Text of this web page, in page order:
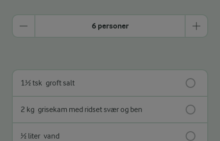
6 personer
1½ tsk groft salt
2 kg grisekam med ridset svær og ben
½ liter vand